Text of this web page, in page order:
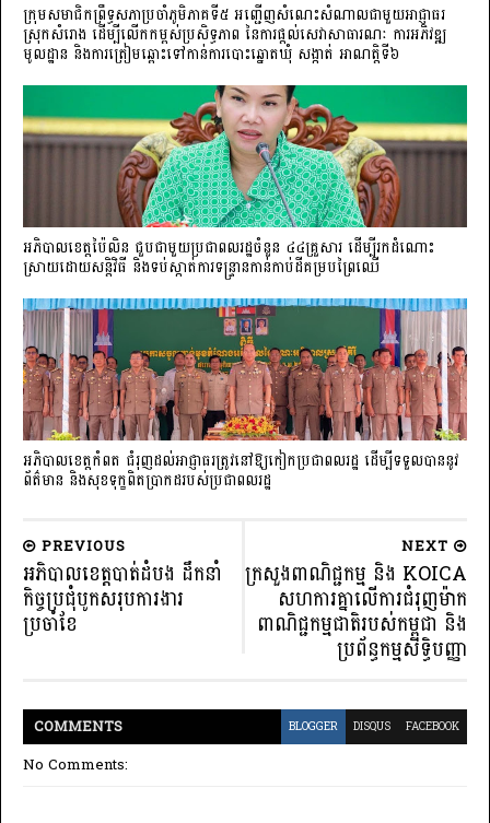
ក្រុមសមាជិកព្រឹទ្ធសភាប្រចាំភូមិភាគទី៥ អញ្ជើញសំណេះសំណាលជាមួយអាជ្ញាធរ
ស្រុកសំរោង ដើម្បីលើកកម្ពស់ប្រសិទ្ធភាព នៃការផ្តល់សេវាសាធារណៈ ការអភិវឌ្ឍ
មូលដ្ឋាន និងការត្រៀមឆ្ពោះទៅកាន់ការបោះឆ្នោតឃុំ សង្កាត់ អាណត្តិទី៦
អភិបាលខេត្តប៉ៃលិន ជួបជាមួយប្រជាពលរដ្ឋចំនួន ៤៤គ្រួសារ ដើម្បីរកដំណោះ
ស្រាយដោយសន្តិវិធី និងទប់ស្កាត់ការទន្ទ្រានកាន់កាប់ដីគម្របព្រៃឈើ
អភិបាលខេត្តកំពត ជំរុញដល់អាជ្ញាធរត្រូវនៅឱ្យកៀកប្រជាពលរដ្ឋ ដើម្បីទទួលបាននូវ
ព័ត៌មាន និងសុខទុក្ខពិតប្រាកដរបស់ប្រជាពលរដ្ឋ
NEXT
ក្រសួងពាណិជ្ជកម្ម និង KOICA
សហការគ្នាលើការជំរុញម៉ាក
ពាណិជ្ជកម្មជាតិរបស់កម្ពុជា និង
ប្រព័ន្ធកម្មសិទ្ធិបញ្ញា
PREVIOUS
អភិបាលខេត្តបាត់ដំបង ដឹកនាំ
កិច្ចប្រជុំបូកសរុបការងារ
ប្រចាំខែ
COMMENTS BLOGGER DISQUS FACEBOOK
No Comments: